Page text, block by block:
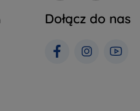
Dołącz do nas